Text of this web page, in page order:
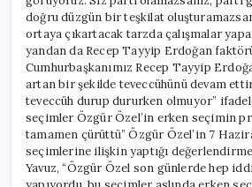
doğru düzgün bir teşkilat
ortaya çıkartacak tarzda çalışmalar
yandan da Recep Tayyip Erdoğan
Cumhurbaşkanımız Recep Tayyip
artan bir şekilde teveccühünü devam
teveccüh durup dururken olmuyor”
seçimler Özgür Özel’in erken seçimin
tamamen çürüttü” Özgür Özel’in 7
seçimlerine ilişkin yaptığı
Yavuz, “Özgür Özel son günlerde hep